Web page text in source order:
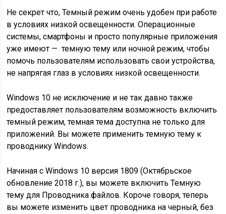
Не секрет что, Темный режим очень удобен при работе
в условиях низкой освещенности. Операционные
системы, смартфоны и просто популярные приложения
уже имеют — темную тему или ночной режим, чтобы
помочь пользователям использовать свои устройства,
не напрягая глаз в условиях низкой освещенности.
Windows 10 не исключение и не так давно также
предоставляет пользователям возможность включить
темный режим, темная тема доступна не только для
приложений. Вы можете применить темную тему к
проводнику Windows.
Начиная с Windows 10 версия 1809 (Октябрьское
обновление 2018 г.), вы можете включить Темную
тему для Проводника файлов. Короче говоря, теперь
вы можете изменить цвет проводника на черный, без